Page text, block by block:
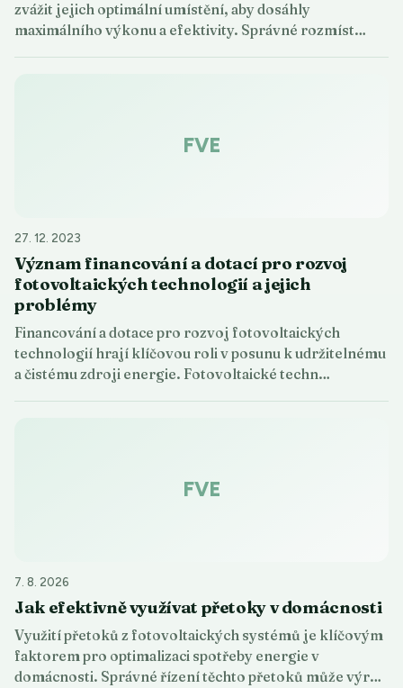
zvážit jejich optimální umístění, aby dosáhly
maximálního výkonu a efektivity. Správné rozmíst…
FVE
27. 12. 2023
Význam financování a dotací pro rozvoj
fotovoltaických technologií a jejich
problémy
Financování a dotace pro rozvoj fotovoltaických
technologií hrají klíčovou roli v posunu k udržitelnému
a čistému zdroji energie. Fotovoltaické techn…
FVE
7. 8. 2026
Jak efektivně využívat přetoky v domácnosti
Využití přetoků z fotovoltaických systémů je klíčovým
faktorem pro optimalizaci spotřeby energie v
domácnosti. Správné řízení těchto přetoků může výr…